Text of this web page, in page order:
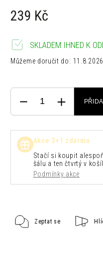
239 Kč
SKLADEM IHNED K
Můžeme doručit do: 11.8.2026
Akce 3+1 zdarma
Stačí si koupit
šálu a ten čtvrtý v
Podmínky akce
Zeptat se